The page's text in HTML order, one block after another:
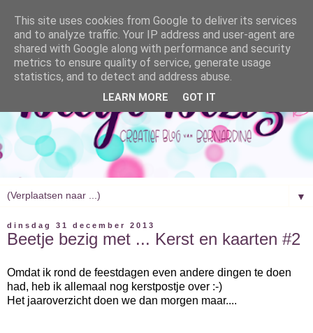
▼
dinsdag 31 december 2013
Beetje bezig met ... Kerst en kaarten #2
Omdat ik rond de feestdagen even andere dingen te doen
had, heb ik allemaal nog kerstpostje over :-)
Het jaaroverzicht doen we dan morgen maar....
This site uses cookies from Google to deliver its services
and to analyze traffic. Your IP address and user-agent are
shared with Google along with performance and security
metrics to ensure quality of service, generate usage
statistics, and to detect and address abuse.
LEARN MORE GOT IT